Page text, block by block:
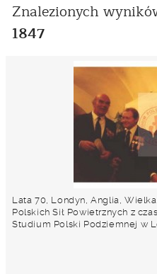
Znalezionych
1847
Lata 70, Londyn, Anglia,
Polskich Sił Powietrznych z
Studium Polski Podziemnej w